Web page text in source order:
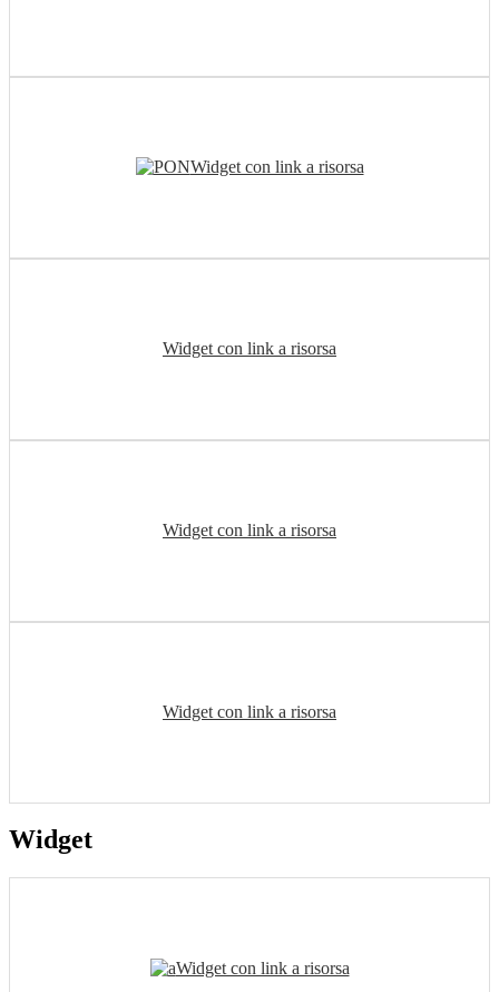
Widget con link a risorsa
Widget con link a risorsa
Widget con link a risorsa
Widget con link a risorsa
Widget
Widget con link a risorsa